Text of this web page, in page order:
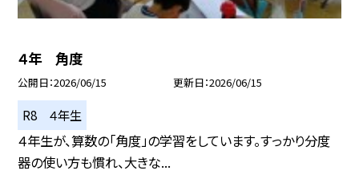
４年 角度
公開日 2026/06/15 更新日 2026/06/15
R8 ４年生
４年生が、算数の「角度」の学習をしています。すっかり分度
器の使い方も慣れ、大きな...